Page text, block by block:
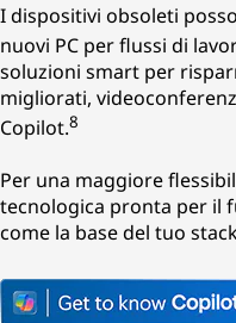
I dispositivi obsoleti
nuovi PC per flussi di
soluzioni smart per
migliorati,
Copilot.8
Per una maggiore
tecnologica pronta per il
come la base del tuo